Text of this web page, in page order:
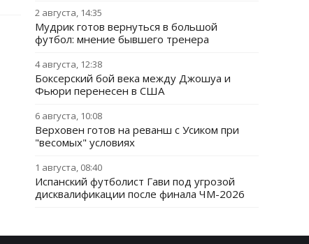
2 августа, 14:35
Мудрик готов вернуться в большой
футбол: мнение бывшего тренера
4 августа, 12:38
Боксерский бой века между Джошуа и
Фьюри перенесен в США
6 августа, 10:08
Верховен готов на реванш с Усиком при
"весомых" условиях
1 августа, 08:40
Испанский футболист Гави под угрозой
дисквалификации после финала ЧМ-2026